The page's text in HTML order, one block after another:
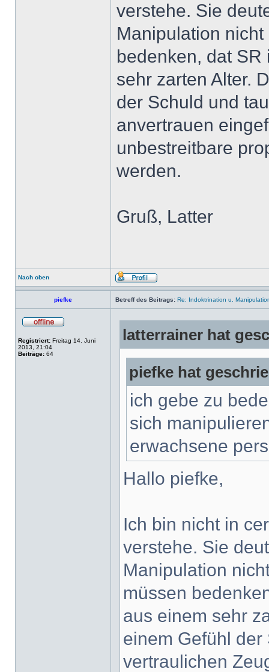
verstehe. Sie
Manipulation
bedenken, dat
sehr zarten Alter.
der Schuld und
anvertrauen
unbestreitbare
werden.
Gruß, Latter
Nach oben
piefke Betreff des Beitrags: Re: Indoktrination u.
Registriert: Freitag 14. Juni
2013, 21:04
Beiträge: 64
latterrainer hat
piefke hat
ich gebe zu
sich
erwachsene
Hallo piefke,
Ich bin nicht in
verstehe. Sie
Manipulation
müssen
aus einem sehr
einem Gefühl
vertraulichen